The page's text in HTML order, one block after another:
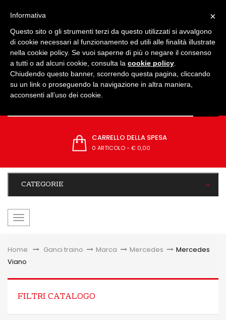
CARRELLO DELLA SPESA
0 ARTICOLO- € 0,00
CATEGORIE
navigazione
Home &gt;Ganci traino > Marca > Mercedes > Mercedes
Viano
FILTRI CATALOGO
×
Informativa
Questo sito o gli strumenti terzi da questo utilizzati si avvalgono
di cookie necessari al funzionamento ed utili alle finalità illustrate
nella cookie policy. Se vuoi saperne di più o negare il consenso
a tutti o ad alcuni cookie, consulta la cookie policy
Chiudendo questo banner, scorrendo questa pagina, cliccando
su un link o proseguendo la navigazione in altra maniera,
acconsenti all’uso dei cookie.